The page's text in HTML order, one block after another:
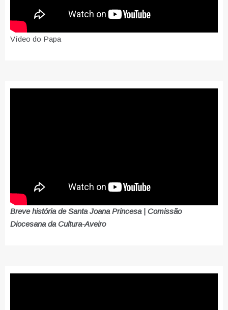
Vídeo do Papa
Breve história de Santa Joana Princesa | Comissão
Diocesana da Cultura-Aveiro